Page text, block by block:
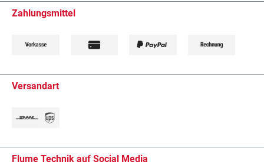
Zahlungsmittel
Versandart
Flume Technik auf Social Media